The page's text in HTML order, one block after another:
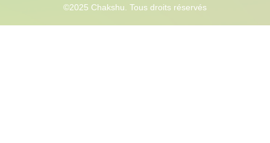
©2025 Chakshu. Tous droits réservés